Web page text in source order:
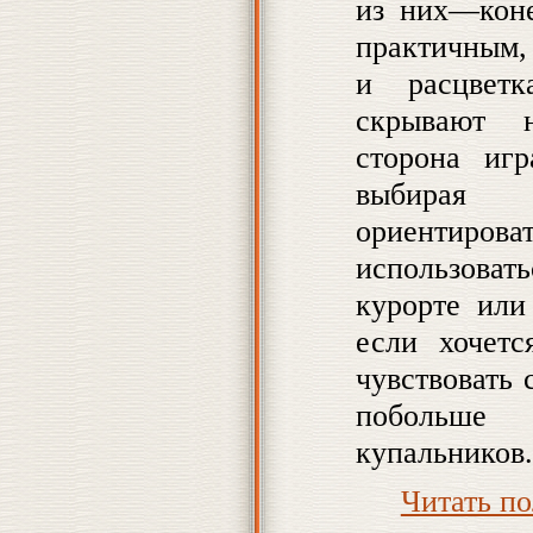
из
практичным,
и
скрывают
сторона
выбирая
курорте
если
побольше
купальников.
Читать